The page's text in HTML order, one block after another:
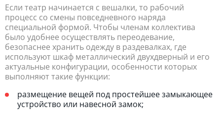
Если театр начинается с вешалки, то рабочий
процесс со смены повседневного наряда
специальной формой. Чтобы членам коллектива
было удобнее осуществлять переодевание,
безопаснее хранить одежду в раздевалках, где
используют шкаф металлический двухдверный и его
актуальные конфигурации, особенности которых
выполняют такие функции:
размещение вещей под простейшее замыкающее
устройство или навесной замок;